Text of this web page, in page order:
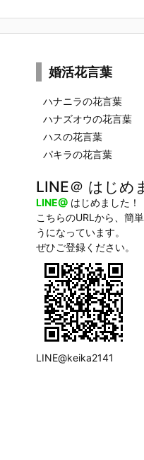
婚活花言葉
ハナニラの花言葉
ハナズオウの花言葉
ハスの花言葉
パキラの花言葉
LINE＠ はじめ
LINE@はじめました！
こちらのURLから、簡
うになっています。
ぜひご登録ください。
LINE@keika2141